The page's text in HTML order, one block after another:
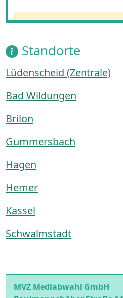
Standorte
Lüdenscheid (Zentrale)
Bad Wildungen
Brilon
Gummersbach
Hagen
Hemer
Kassel
Schwalmstadt
MVZ Medlabwahl GmbH